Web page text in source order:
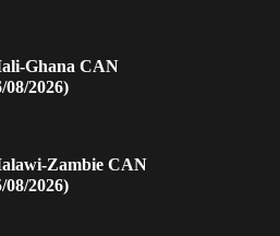
Ghana CAN
08/2026)
Zambie CAN
08/2026)